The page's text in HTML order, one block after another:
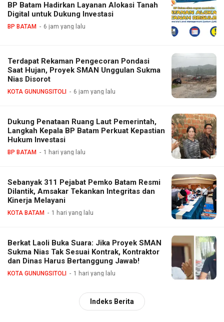
BP Batam Hadirkan Layanan Alokasi Tanah
Digital untuk Dukung Investasi
BP BATAM 6 jam yang lalu
Terdapat Rekaman Pengecoran Pondasi
Saat Hujan, Proyek SMAN Unggulan Sukma
Nias Disorot
KOTA GUNUNGSITOLI 6 jam yang lalu
Dukung Penataan Ruang Laut Pemerintah,
Langkah Kepala BP Batam Perkuat Kepastian
Hukum Investasi
BP BATAM 1 hari yang lalu
Sebanyak 311 Pejabat Pemko Batam Resmi
Dilantik, Amsakar Tekankan Integritas dan
Kinerja Melayani
KOTA BATAM 1 hari yang lalu
Berkat Laoli Buka Suara: Jika Proyek SMAN
Sukma Nias Tak Sesuai Kontrak, Kontraktor
dan Dinas Harus Bertanggung Jawab!
KOTA GUNUNGSITOLI 1 hari yang lalu
Indeks Berita